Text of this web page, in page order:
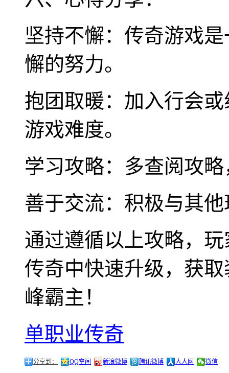
坚持不懈：传奇游戏
懈的努力。
抱团取暖：加入行会
游戏难度。
学习攻略：多查阅攻
善于交流：积极与其
通过遵循以上攻略，
传奇中快速升级，获
峰霸主！
单职业传奇
分享到： QQ空间 新浪微博 腾讯微博 人人网 微信